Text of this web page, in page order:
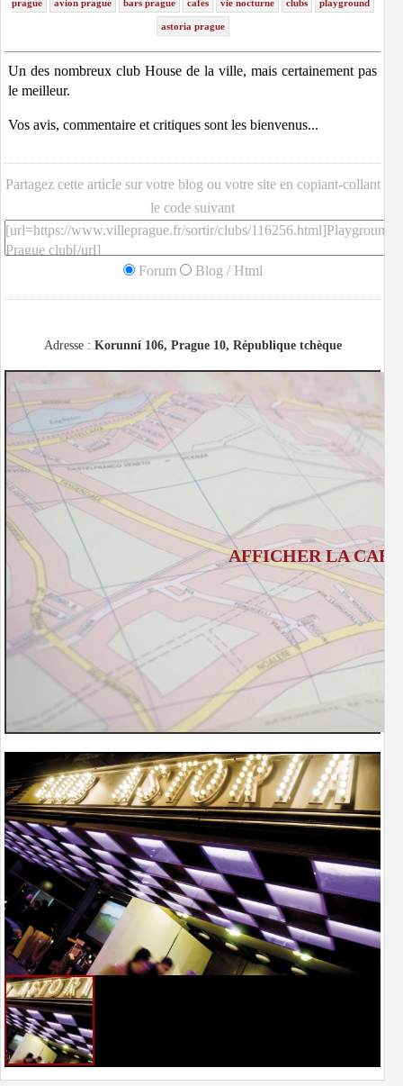
prague avion prague bars prague cafes vie nocturne clubs playground
astoria prague
Un des nombreux club House de la ville, mais certainement pas
le meilleur.
Vos avis, commentaire et critiques sont les bienvenus...
Partagez cette article sur votre blog ou votre site en copiant-collant
le code suivant
Forum Blog / Html
Adresse : Korunní 106, Prague 10, République tchèque
AFFICHER LA